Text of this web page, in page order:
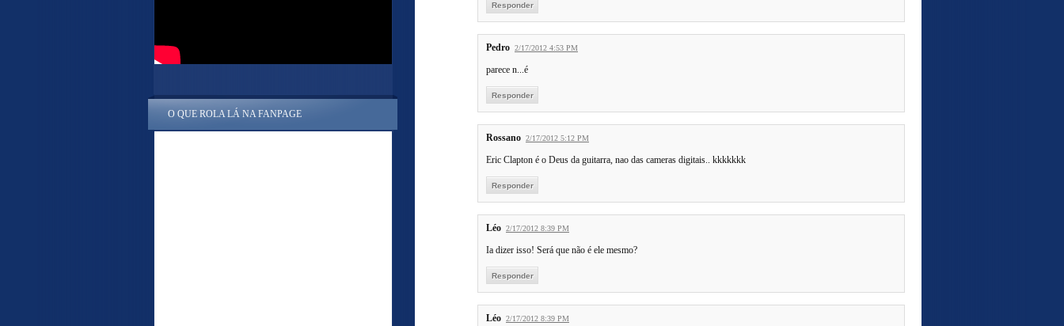
Responder
Pedro 2/17/2012 4:53 PM
parece n...é
Responder
Rossano 2/17/2012 5:12 PM
Eric Clapton é o Deus da guitarra, nao das cameras digitais.. kkkkkkk
Responder
Léo 2/17/2012 8:39 PM
Ia dizer isso! Será que não é ele mesmo?
Responder
Léo 2/17/2012 8:39 PM
O QUE ROLA LÁ NA FANPAGE